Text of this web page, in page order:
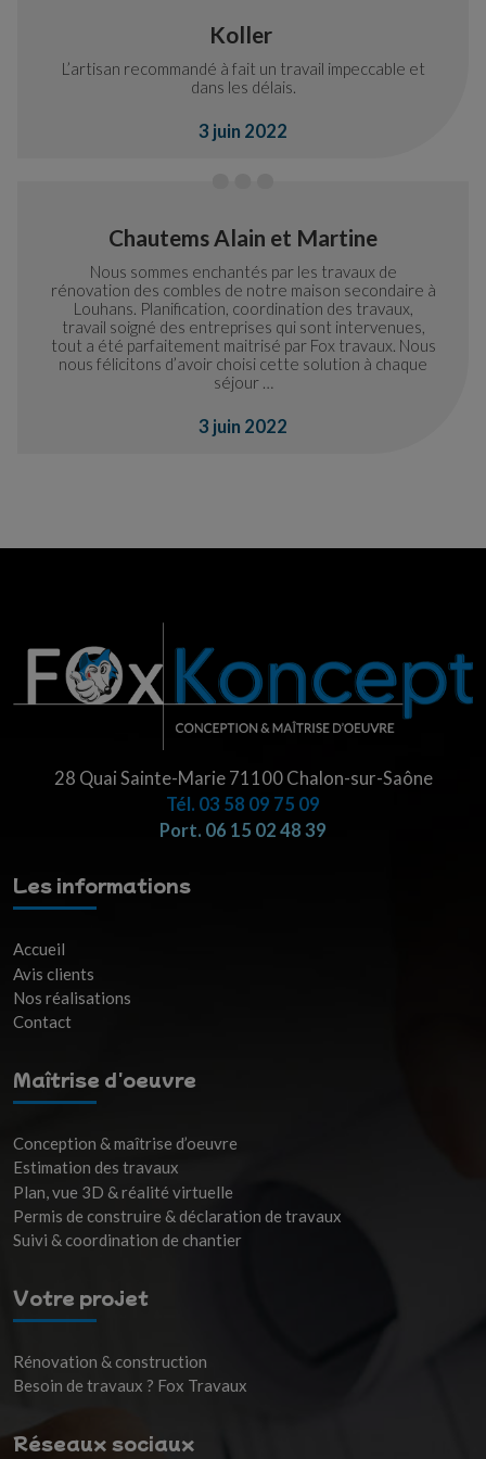
Koller
L’artisan recommandé à fait un travail impeccable et
dans les délais.
3 juin 2022
Chautems Alain et Martine
Nous sommes enchantés par les travaux de
rénovation des combles de notre maison secondaire à
Louhans. Planification, coordination des travaux,
travail soigné des entreprises qui sont intervenues,
tout a été parfaitement maitrisé par Fox travaux. Nous
nous félicitons d’avoir choisi cette solution à chaque
séjour …
3 juin 2022
28 Quai Sainte-Marie 71100 Chalon-sur-Saône
Tél. 03 58 09 75 09
Port. 06 15 02 48 39
Les informations
Accueil
Avis clients
Nos réalisations
Contact
Maîtrise d'oeuvre
Conception & maîtrise d’oeuvre
Estimation des travaux
Plan, vue 3D & réalité virtuelle
Permis de construire & déclaration de travaux
Suivi & coordination de chantier
Votre projet
Rénovation & construction
Besoin de travaux ? Fox Travaux
Réseaux sociaux